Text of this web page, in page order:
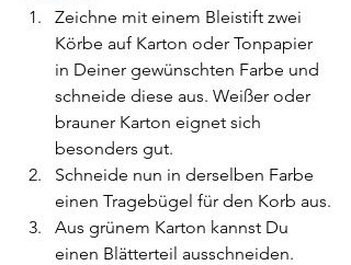
Zeichne mit einem Bleistift zwei
Körbe auf Karton oder Tonpapier
in Deiner gewünschten Farbe und
schneide diese aus. Weißer oder
brauner Karton eignet sich
besonders gut.
Schneide nun in derselben Farbe
einen Tragebügel für den Korb aus.
Aus grünem Karton kannst Du
einen Blätterteil ausschneiden.